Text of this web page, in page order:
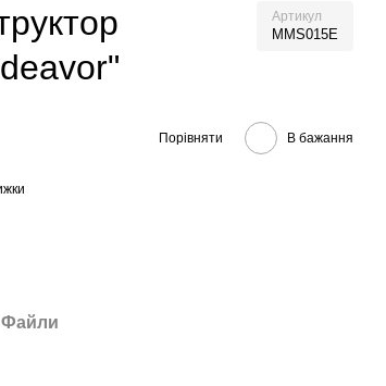
Артикул
MMS015E
Порівняти В бажання
Файли